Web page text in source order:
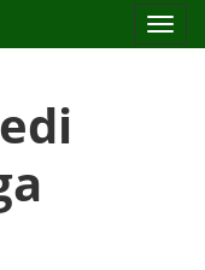
Toggle